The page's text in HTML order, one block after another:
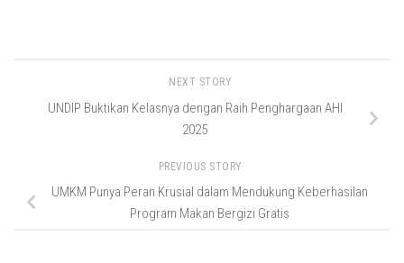
NEXT STORY
UNDIP Buktikan Kelasnya dengan Raih Penghargaan AHI
2025
PREVIOUS STORY
UMKM Punya Peran Krusial dalam Mendukung Keberhasilan
Program Makan Bergizi Gratis